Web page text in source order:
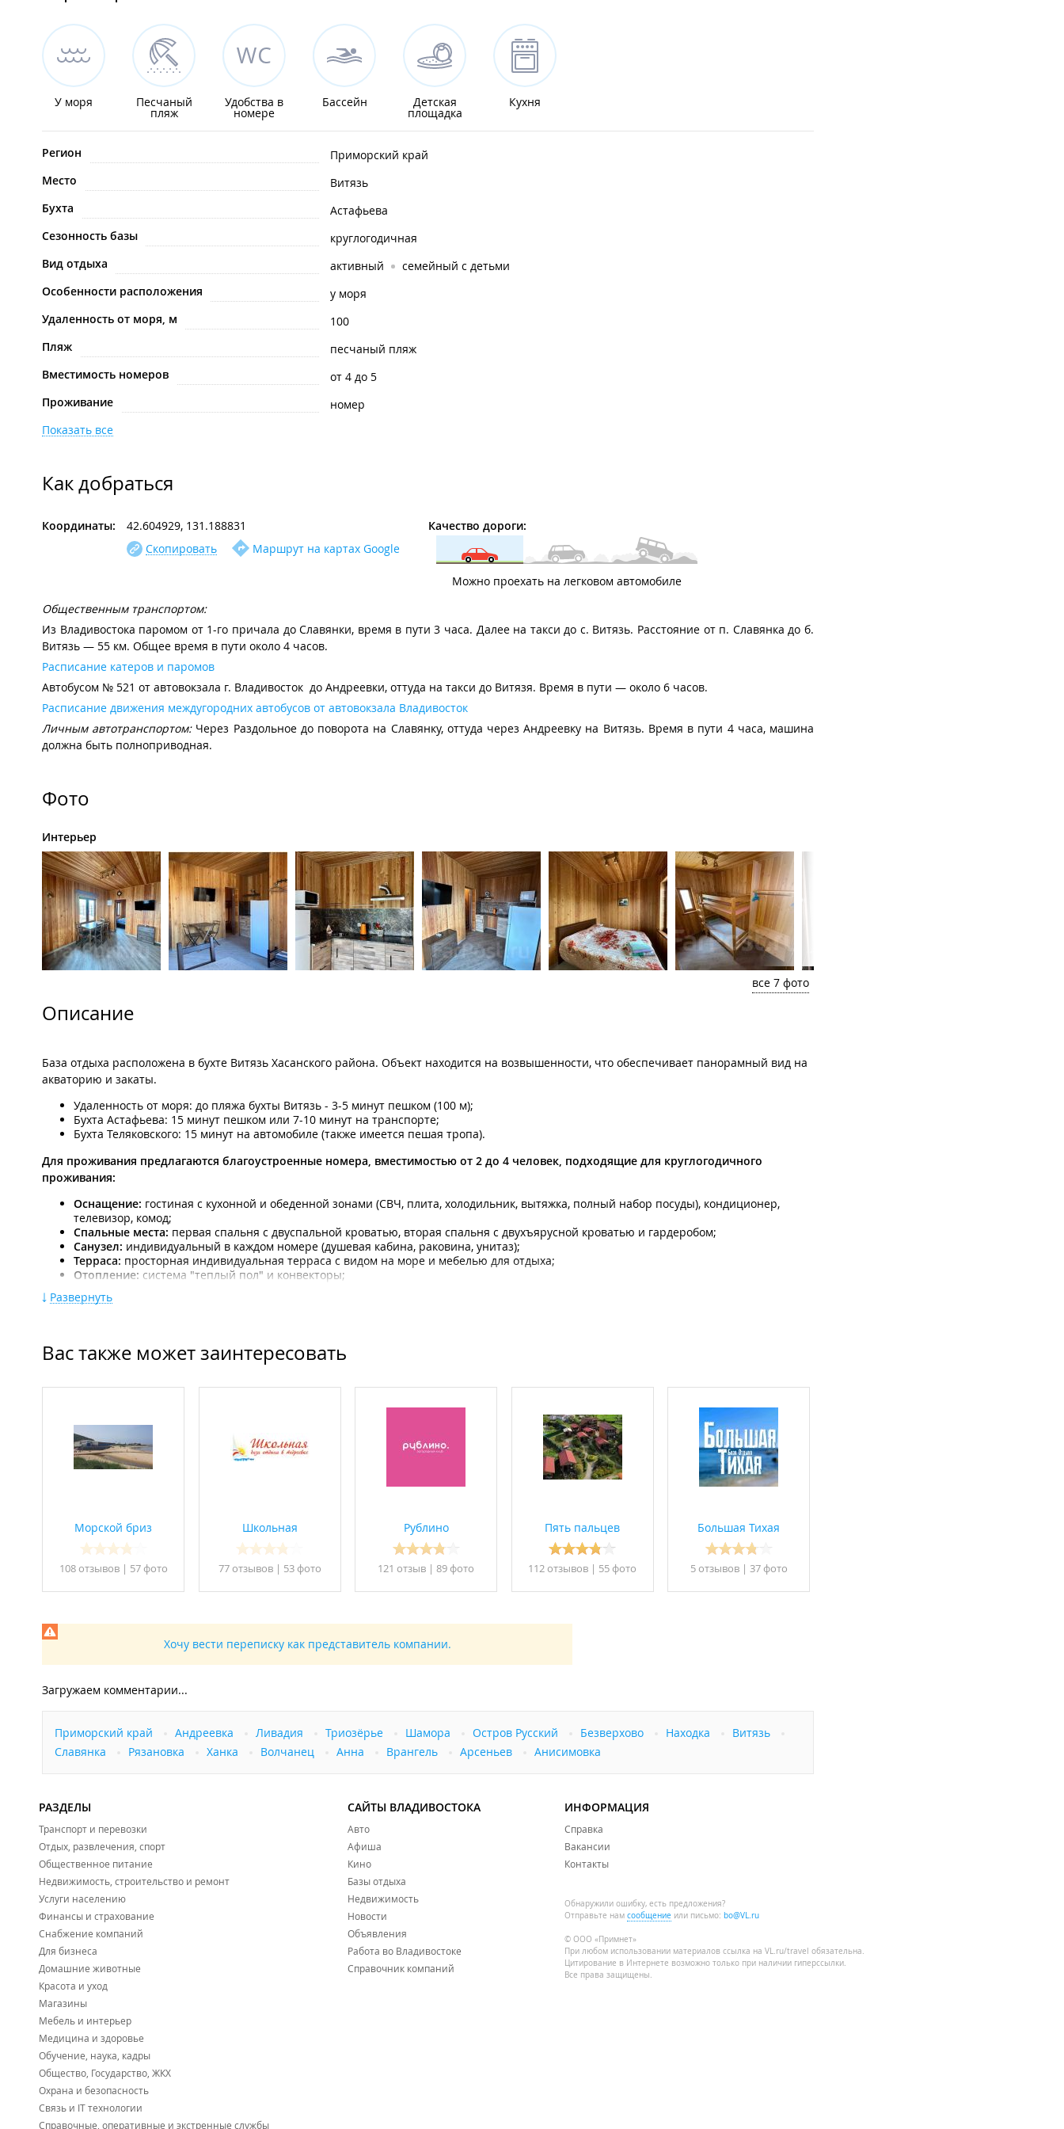
У моря Песчаный
пляж
Удобства в
номере
Бассейн Детская
площадка
Кухня
Регион
Приморский край
Место
Витязь
Бухта
Астафьева
Сезонность базы
круглогодичная
Вид отдыха
активный
семейный с детьми
Особенности расположения
у моря
Удаленность от моря, м
100
Пляж
песчаный пляж
Вместимость номеров
от 4 до 5
Проживание
номер
Показать все
Как добраться
Координаты:
42.604929, 131.188831
Скопировать
Маршрут на картах Google
Качество дороги:
Можно проехать на легковом автомобиле
Общественным транспортом:
Из Владивостока паромом от 1-го причала до Славянки, время в пути 3 часа. Далее на такси до с. Витязь. Расстояние от п. Славянка до б.
Витязь — 55 км. Общее время в пути около 4 часов.
Расписание катеров и паромов
Автобусом № 521 от автовокзала г. Владивосток до Андреевки, оттуда на такси до Витязя. Время в пути — около 6 часов.
Расписание движения междугородних автобусов от автовокзала Владивосток
Личным автотранспортом: Через Раздольное до поворота на Славянку, оттуда через Андреевку на Витязь. Время в пути 4 часа, машина
должна быть полноприводная.
Фото
Интерьер
все 7 фото
Описание
База отдыха расположена в бухте Витязь Хасанского района. Объект находится на возвышенности, что обеспечивает панорамный вид на
акваторию и закаты.
Удаленность от моря: до пляжа бухты Витязь - 3-5 минут пешком (100 м);
Бухта Астафьева: 15 минут пешком или 7-10 минут на транспорте;
Бухта Теляковского: 15 минут на автомобиле (также имеется пешая тропа).
Для проживания предлагаются благоустроенные номера, вместимостью от 2 до 4 человек, подходящие для круглогодичного
проживания:
Оснащение: гостиная с кухонной и обеденной зонами (СВЧ, плита, холодильник, вытяжка, полный набор посуды), кондиционер,
телевизор, комод;
Спальные места: первая спальня с двуспальной кроватью, вторая спальня с двухъярусной кроватью и гардеробом;
Санузел: индивидуальный в каждом номере (душевая кабина, раковина, унитаз);
Терраса: просторная индивидуальная терраса с видом на море и мебелью для отдыха;
Отопление: система "теплый пол" и конвекторы;
шаговой доступности расположены магазины, кафе и киоск с морепродуктами.
Летний бассейн (функционирует до конца сентября) с зоной отдыха и шезлонгами;
Мангальная зона (мангалы, тандыр, печь);
Охраняемая парковка для гостей.
Дополнительные предложения:
Правила проживания:
Бронирование: в течение года - от 2 суток; в летний период (с 01.07) - от 5 суток;
(разрешено только в специально отведенных местах);
Техника: использование привезенных электроприборов возможно только по предварительному согласованию.
База отдыха вЕдином реестре объектов классификации в сфере туристской индустрии.
Развернуть
Вас также может заинтересовать
Морской бриз
108 отзывов| 57 фото
Школьная
77 отзывов| 53 фото
Рублино
121 отзыв | 89 фото
Пять пальцев
112 отзывов | 55 фото
Большая Тихая
5 отзывов| 37 фото
Хочу вести переписку как представитель компании.
Загружаем комментарии...
Приморский край Андреевка Ливадия Триозёрье Шамора Остров Русский Безверхово Находка
Витязь
Славянка
Рязановка Ханка Волчанец Анна Врангель Арсеньев Анисимовка
РАЗДЕЛЫ
Транспорт и перевозки
Отдых, развлечения, спорт
Общественное питание
Недвижимость, строительство и ремонт
Услуги населению
Финансы и страхование
Снабжение компаний
Для бизнеса
Домашние животные
Красота и уход
Магазины
Мебель и интерьер
Медицина и здоровье
Обучение, наука, кадры
Общество, Государство, ЖКХ
Охрана и безопасность
Связь и IT технологии
Справочные, оперативные и экстренные службы
САЙТЫ ВЛАДИВОСТОКА
Авто
Афиша
Кино
Базы отдыха
Недвижимость
Новости
Объявления
Работа во Владивостоке
Справочник компаний
ИНФОРМАЦИЯ
Справка
Вакансии
Контакты
Обнаружили ошибку, есть предложения?
Отправьте нам сообщение или письмо: bo@VL.ru
© ООО «Примнет»
При любом использовании материалов ссылка на VL.ru/travel обязательна.
Цитирование в Интернете возможно только при наличии гиперссылки.
Все права защищены.